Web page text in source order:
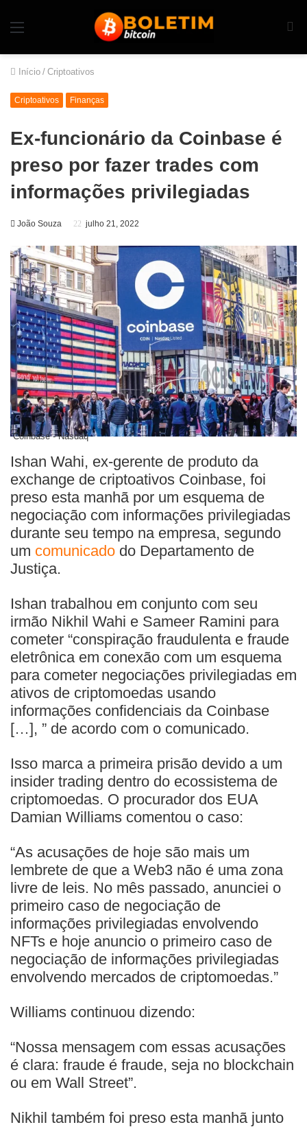
Início / Criptoativos
Criptoativos Finanças
Ex-funcionário da Coinbase é
preso por fazer trades com
informações privilegiadas
João Souza julho 21, 2022
Coinbase - Nasdaq
Ishan Wahi, ex-gerente de produto da
exchange de criptoativos Coinbase, foi
preso esta manhã por um esquema de
negociação com informações privilegiadas
durante seu tempo na empresa, segundo
um comunicado do Departamento de
Justiça.
Ishan trabalhou em conjunto com seu
irmão Nikhil Wahi e Sameer Ramini para
cometer “conspiração fraudulenta e fraude
eletrônica em conexão com um esquema
para cometer negociações privilegiadas em
ativos de criptomoedas usando
informações confidenciais da Coinbase
[…], ” de acordo com o comunicado.
Isso marca a primeira prisão devido a um
insider trading dentro do ecossistema de
criptomoedas. O procurador dos EUA
Damian Williams comentou o caso:
“As acusações de hoje são mais um
lembrete de que a Web3 não é uma zona
livre de leis. No mês passado, anunciei o
primeiro caso de negociação de
informações privilegiadas envolvendo
NFTs e hoje anuncio o primeiro caso de
negociação de informações privilegiadas
envolvendo mercados de criptomoedas.”
Williams continuou dizendo:
“Nossa mensagem com essas acusações
é clara: fraude é fraude, seja no blockchain
ou em Wall Street”.
Nikhil também foi preso esta manhã junto